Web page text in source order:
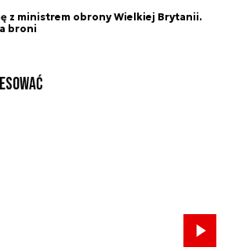
z ministrem obrony Wielkiej Brytanii.
broni